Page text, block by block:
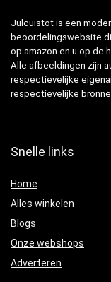
Julcuistot is een
beoordelingswebsite
op amazon en u op de
Alle afbeeldingen zijn
respectievelijke
respectievelijke
Snelle links
Home
Alles winkelen
Blogs
Onze webshops
Adverteren